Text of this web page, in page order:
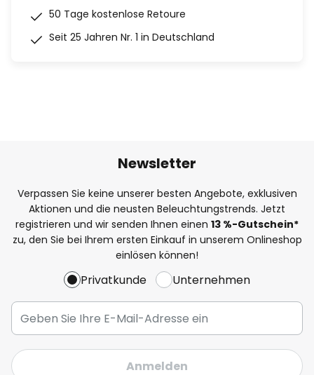
50 Tage kostenlose Retoure
Seit 25 Jahren Nr. 1 in Deutschland
Newsletter
Verpassen Sie keine unserer besten Angebote, exklusiven
Aktionen und die neusten Beleuchtungstrends. Jetzt
registrieren und wir senden Ihnen einen 13 %-Gutschein*
zu, den Sie bei Ihrem ersten Einkauf in unserem Onlineshop
einlösen können!
Privatkunde Unternehmen
Anmelden